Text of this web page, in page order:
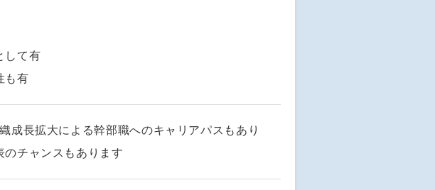
て有
も有
成長拡大による幹部職へのキャリアパスもあり
のチャンスもあります